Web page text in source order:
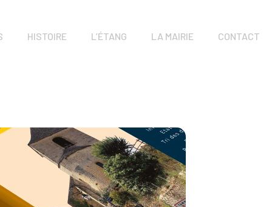
HISTOIRE L’ÉTANG LA MAIRIE CONTACT